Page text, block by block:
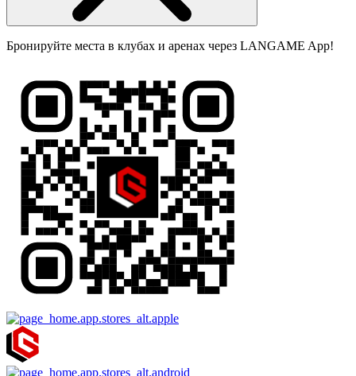
Бронируйте места в клубах и аренах через LANGAME App!